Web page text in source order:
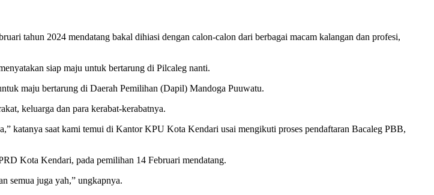
tahun 2024 mendatang bakal dihiasi dengan calon-calon dari berbagai macam kalangan dan profesi,
siap maju untuk bertarung di Pilcaleg nanti.
maju bertarung di Daerah Pemilihan (Dapil) Mandoga Puuwatu.
keluarga dan para kerabat-kerabatnya.
katanya saat kami temui di Kantor KPU Kota Kendari usai mengikuti proses pendaftaran Bacaleg PBB,
Kota Kendari, pada pemilihan 14 Februari mendatang.
semua juga yah,” ungkapnya.